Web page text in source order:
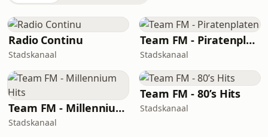
Radio Continu
Stadskanaal
Team FM - Piratenplaten
Stadskanaal
Team FM - Millennium Hits
Stadskanaal
Team FM - 80’s Hits
Stadskanaal